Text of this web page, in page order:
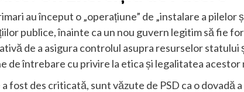
au început o „operațiune” de „instalare a pilelor
publice, înainte ca un nou guvern legitim să fie
de a asigura controlul asupra resurselor statului
de întrebare cu privire la etica și legalitatea acestor
fost des criticată, sunt văzute de PSD ca o dovadă